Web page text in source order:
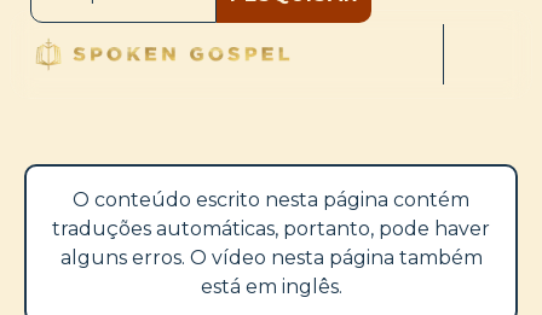
O conteúdo escrito nesta página contém
traduções automáticas, portanto, pode haver
alguns erros. O vídeo nesta página também
está em inglês.